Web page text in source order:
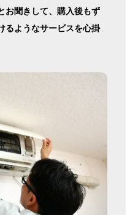
お聞きして、購入後もず
るようなサービスを心掛